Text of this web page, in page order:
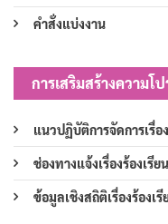
คำสั่งแบ่งงาน
การเสริมสร้างความโป
แนวปฏิบัติการจัดการเรื่
ช่องทางแจ้งเรื่องร้องเ
ข้อมูลเชิงสถิติเรื่องร้อง